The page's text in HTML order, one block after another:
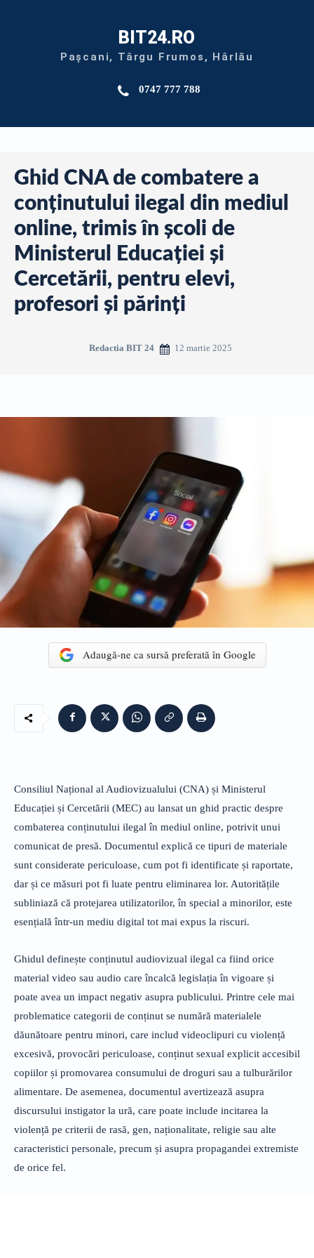
BIT24.RO
Pașcani, Târgu Frumos, Hârlău
0747 777 788
Ghid CNA de combatere a
conținutului ilegal din mediul
online, trimis în școli de
Ministerul Educației și
Cercetării, pentru elevi,
profesori și părinți
Redactia BIT 24 12 martie 2025
Adaugă-ne ca sursă preferată în Google
Consiliul Național al Audiovizualului (CNA) și Ministerul
Educației și Cercetării (MEC) au lansat un ghid practic despre
combaterea conținutului ilegal în mediul online, potrivit unui
comunicat de presă. Documentul explică ce tipuri de materiale
sunt considerate periculoase, cum pot fi identificate și raportate,
dar și ce măsuri pot fi luate pentru eliminarea lor. Autoritățile
subliniază că protejarea utilizatorilor, în special a minorilor, este
esențială într-un mediu digital tot mai expus la riscuri.
Ghidul definește conținutul audiovizual ilegal ca fiind orice
material video sau audio care încalcă legislația în vigoare și
poate avea un impact negativ asupra publicului. Printre cele mai
problematice categorii de conținut se numără materialele
dăunătoare pentru minori, care includ videoclipuri cu violență
excesivă, provocări periculoase, conținut sexual explicit accesibil
copiilor și promovarea consumului de droguri sau a tulburărilor
alimentare. De asemenea, documentul avertizează asupra
discursului instigator la ură, care poate include incitarea la
violență pe criterii de rasă, gen, naționalitate, religie sau alte
caracteristici personale, precum și asupra propagandei extremiste
de orice fel.